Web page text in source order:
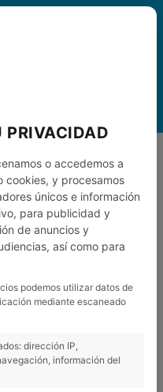
ESP
DE USO
uso, así como por las
respecto. Por tanto, el
la aceptación íntegra de
del usuario. INTER
de modificar y/o
condiciones de
PRIVACIDAD
o accedemos a
cookies, y procesamos
únicos e información
para publicidad y
de anuncios y
así como para
podemos utilizar datos de
mediante escaneado
dirección IP,
información del